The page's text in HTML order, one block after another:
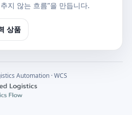
지 않는 흐름”을 만듭니다.
상품
Automation · WCS